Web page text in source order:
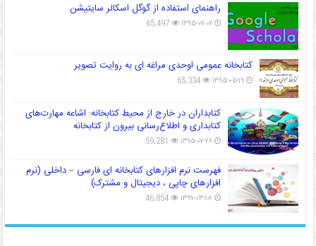
راهنمای استفاده از گوگل اسکالر سایتیشن
۱۳۹۵-۰۷-۰۷ 65,497
کتابخانه عمومی اوحدی مراغه ای به روایت تصویر
۱۳۹۵-۰۵-۱۹ 65,334
کتابداران در خارج از محیط کتابخانه: اشاعه مهارت‌های
کتابداری و اطلاع‌رسانی بیرون از کتابخانه
۱۳۹۵-۰۷-۲۶ 59,281
فهرست نرم افزارهای کتابخانه ای فارسی – داخلی (نرم
افزارهای چاپی ، دیجیتال و مشترک)
۱۳۹۹-۰۳-۱۸ 46,854